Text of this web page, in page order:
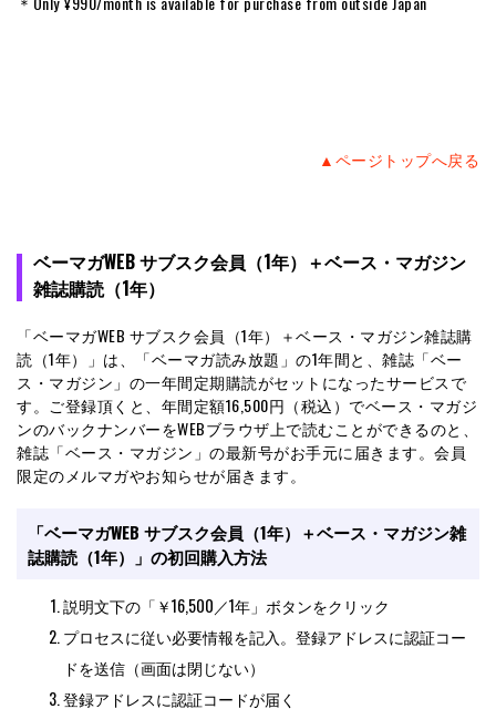
ベーマガWEB サブスク会員（1年）＋ベース・マガジン
読（1年）」は、「ベーマガ読み放題」の1年間と、雑誌「ベー
ス・マガジン」の一年間定期購読がセットになったサービスで
す。ご登録頂くと、年間定額16,500円（税込）でベース・マガジ
ンのバックナンバーをWEBブラウザ上で読むことができるのと、
雑誌「ベース・マガジン」の最新号がお手元に届きます。会員
限定のメルマガやお知らせが届きます。
「ベーマガWEB サブスク会員（1年）＋ベース・マガジン雑
誌購読（1年）」の初回購入方法
プロセスに従い必要情報を記入。登録アドレスに認証コー
ドを送信（画面は閉じない）
登録アドレスに認証コードが届く
３の登録画面に確認用コードを入力
続けて、送付先情報（宛名・住所・電話）を入力
支払い情報（クレジットカード／デビットカード）を入力